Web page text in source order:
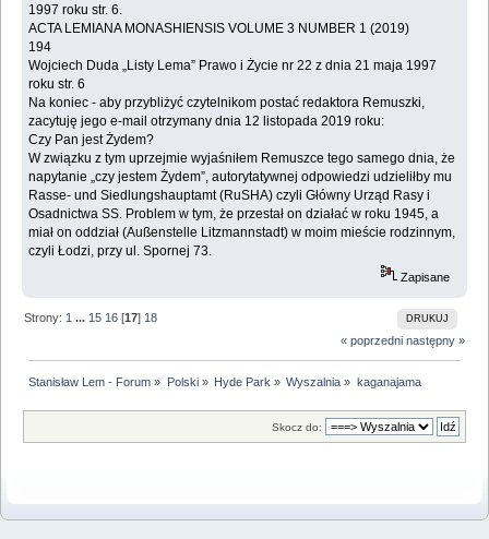
1997 roku str. 6.
ACTA LEMIANA MONASHIENSIS VOLUME 3 NUMBER 1 (2019)
194
Wojciech Duda „Listy Lema” Prawo i Życie nr 22 z dnia 21 maja 1997
roku str. 6
Na koniec - aby przybliżyć czytelnikom postać redaktora Remuszki,
zacytuję jego e-mail otrzymany dnia 12 listopada 2019 roku:
Czy Pan jest Żydem?
W związku z tym uprzejmie wyjaśniłem Remuszce tego samego dnia, że
napytanie „czy jestem Żydem”, autorytatywnej odpowiedzi udzieliłby mu
Rasse- und Siedlungshauptamt (RuSHA) czyli Główny Urząd Rasy i
Osadnictwa SS. Problem w tym, że przestał on działać w roku 1945, a
miał on oddział (Außenstelle Litzmannstadt) w moim mieście rodzinnym,
czyli Łodzi, przy ul. Spornej 73.
Zapisane
DRUKUJ
Strony: 1 ... 15 16 [17] 18
« poprzedni następny »
Stanisław Lem - Forum » Polski» Hyde Park » Wyszalnia » kaganajama
Skocz do: